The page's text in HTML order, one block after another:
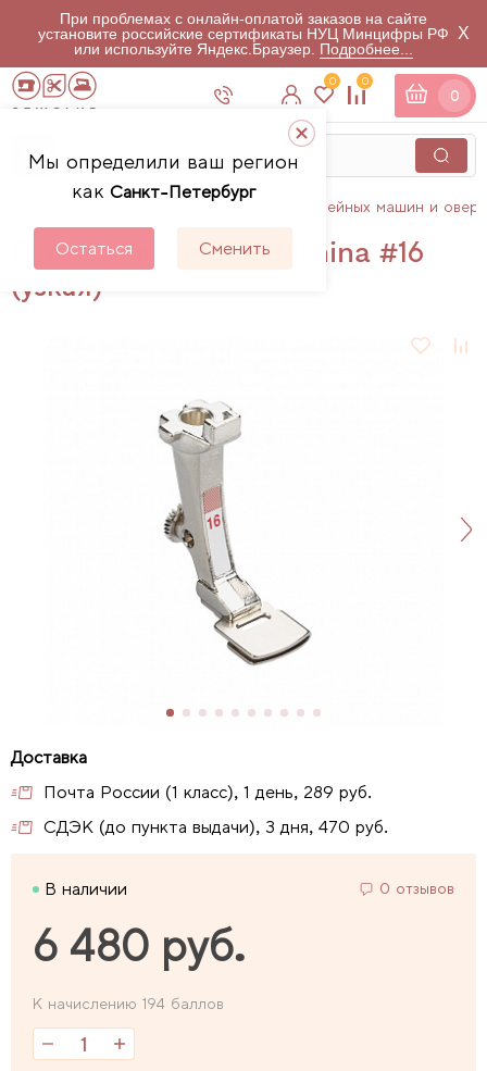
При проблемах с онлайн-оплатой заказов на сайте
установите российские сертификаты НУЦ Минцифры РФ
или используйте Яндекс.Браузер. Подробнее...
X
Мы определили ваш регион
как Санкт-Петербург
Остаться Сменить
0 0
0
Аксессуары для швейных машин и
Лапка для сборок Bernina #16
(узкая)
Почта России (1 класс), 1 день, 289 руб.
СДЭК (до пункта выдачи), 3 дня, 470 руб.
В наличии 0 отзывов
6 480 руб.
К начислению 194 баллов